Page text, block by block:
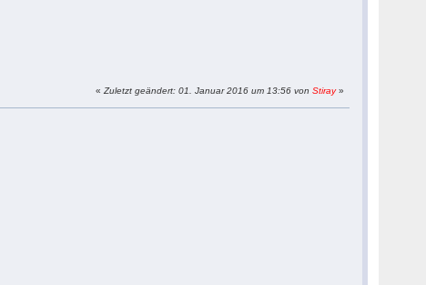
«Zuletzt geändert: 01. Januar 2016 um 13:56 vonStiray»